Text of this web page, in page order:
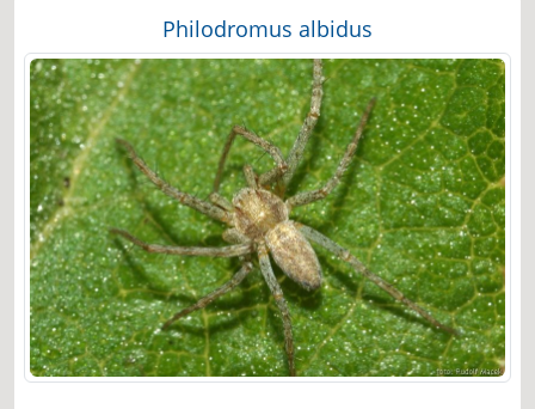
Philodromus albidus